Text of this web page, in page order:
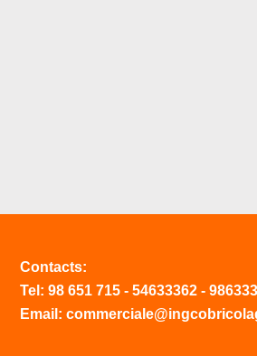
Contacts:
Tel: 98 651 715- 54633362-
Email: